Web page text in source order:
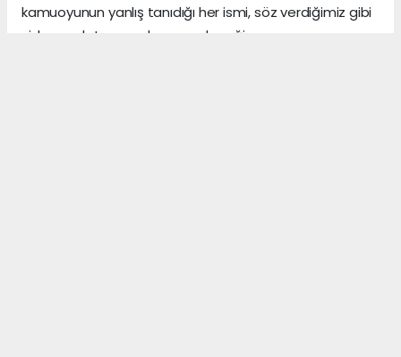
kamuoyunun yanlış tanıdığı her ismi, söz verdiğimiz gibi
sizlere anlatmaya devam edeceğiz.